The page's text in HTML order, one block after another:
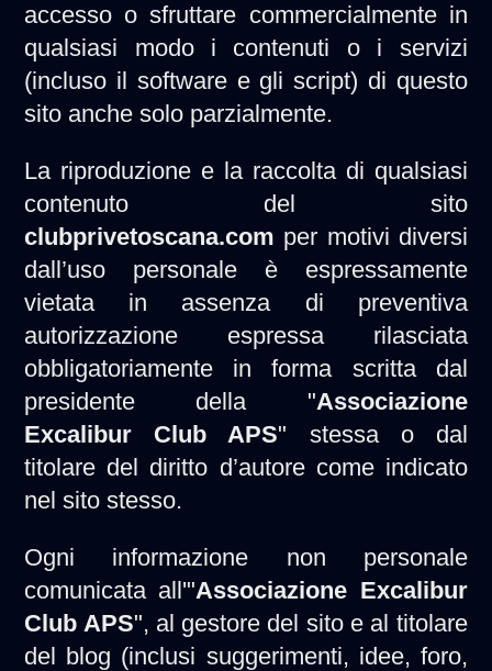
accesso o sfruttare commercialmente in
qualsiasi modo i contenuti o i servizi
(incluso il software e gli script) di questo
sito anche solo parzialmente.
La riproduzione e la raccolta di qualsiasi
contenuto del sito
clubprivetoscana.com per motivi diversi
dall’uso personale è espressamente
vietata in assenza di preventiva
autorizzazione espressa rilasciata
obbligatoriamente in forma scritta dal
presidente della "Associazione
Excalibur Club APS" stessa o dal
titolare del diritto d’autore come indicato
nel sito stesso.
Ogni informazione non personale
comunicata all'"Associazione Excalibur
Club APS", al gestore del sito e al titolare
del blog (inclusi suggerimenti, idee, foro,